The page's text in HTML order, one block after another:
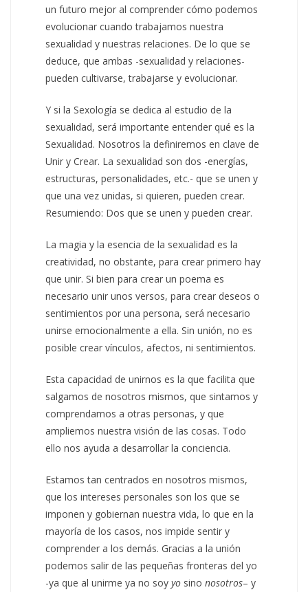
un futuro mejor al comprender cómo podemos
evolucionar cuando trabajamos nuestra
sexualidad y nuestras relaciones. De lo que se
deduce, que ambas -sexualidad y relaciones-
pueden cultivarse, trabajarse y evolucionar.
Y si la Sexología se dedica al estudio de la
sexualidad, será importante entender qué es la
Sexualidad. Nosotros la definiremos en clave de
Unir y Crear. La sexualidad son dos -energías,
estructuras, personalidades, etc.- que se unen y
que una vez unidas, si quieren, pueden crear.
Resumiendo: Dos que se unen y pueden crear.
La magia y la esencia de la sexualidad es la
creatividad, no obstante, para crear primero hay
que unir. Si bien para crear un poema es
necesario unir unos versos, para crear deseos o
sentimientos por una persona, será necesario
unirse emocionalmente a ella. Sin unión, no es
posible crear vínculos, afectos, ni sentimientos.
Esta capacidad de unirnos es la que facilita que
salgamos de nosotros mismos, que sintamos y
comprendamos a otras personas, y que
ampliemos nuestra visión de las cosas. Todo
ello nos ayuda a desarrollar la conciencia.
Estamos tan centrados en nosotros mismos,
que los intereses personales son los que se
imponen y gobiernan nuestra vida, lo que en la
mayoría de los casos, nos impide sentir y
comprender a los demás. Gracias a la unión
podemos salir de las pequeñas fronteras del yo
-ya que al unirme ya no soyyo sinonosotros– y